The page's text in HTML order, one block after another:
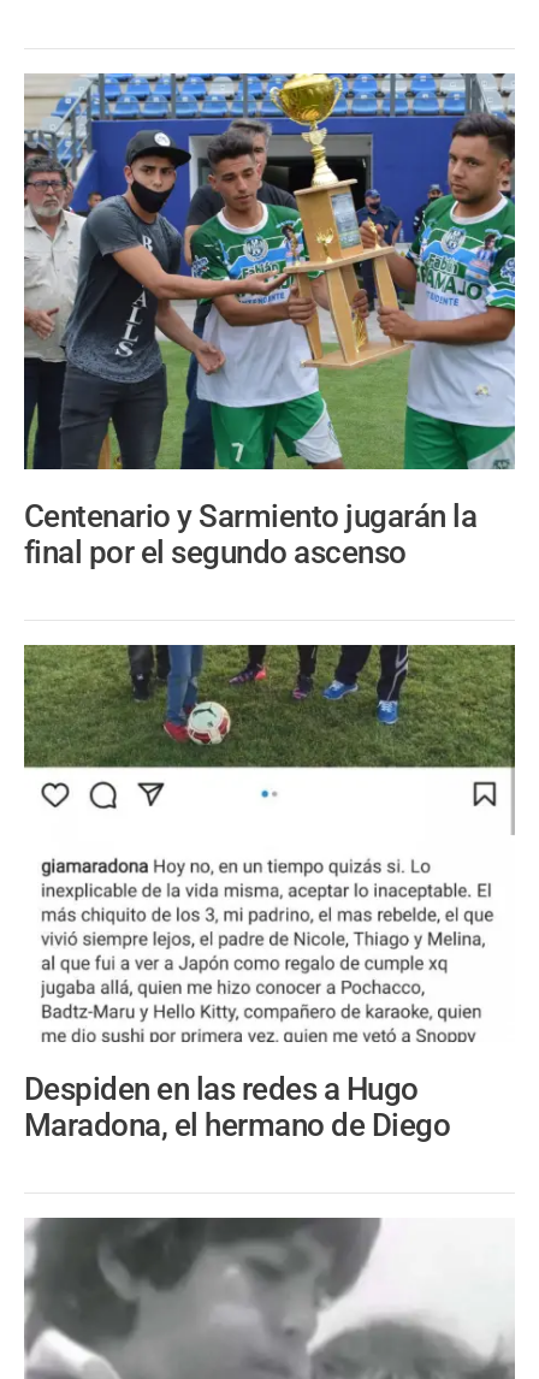
Centenario y Sarmiento jugarán la
final por el segundo ascenso
Despiden en las redes a Hugo
Maradona, el hermano de Diego